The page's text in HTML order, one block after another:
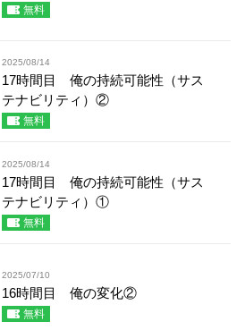
無料
2025/08/14
17時間目 俺の持続可能性（サス
テナビリティ）②
無料
2025/08/14
17時間目 俺の持続可能性（サス
テナビリティ）①
無料
2025/07/10
16時間目 俺の変化②
無料